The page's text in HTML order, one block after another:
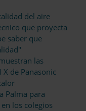
del aire
que proyecta
saber que
las
de Panasonic
Palma para
los colegios